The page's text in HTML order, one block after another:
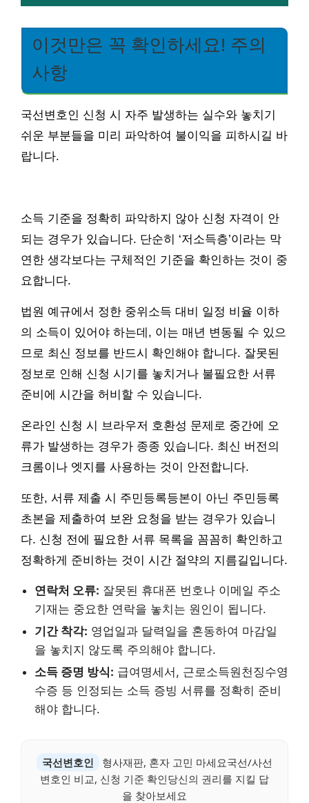
이것만은 꼭 확인하세요! 주의
사항
국선변호인 신청 시 자주 발생하는 실수와 놓치기
쉬운 부분들을 미리 파악하여 불이익을 피하시길 바
랍니다.
소득 기준을 정확히 파악하지 않아 신청 자격이 안
되는 경우가 있습니다. 단순히 ‘저소득층’이라는 막
연한 생각보다는 구체적인 기준을 확인하는 것이 중
요합니다.
법원 예규에서 정한 중위소득 대비 일정 비율 이하
의 소득이 있어야 하는데, 이는 매년 변동될 수 있으
므로 최신 정보를 반드시 확인해야 합니다. 잘못된
정보로 인해 신청 시기를 놓치거나 불필요한 서류
준비에 시간을 허비할 수 있습니다.
온라인 신청 시 브라우저 호환성 문제로 중간에 오
류가 발생하는 경우가 종종 있습니다. 최신 버전의
크롬이나 엣지를 사용하는 것이 안전합니다.
또한, 서류 제출 시 주민등록등본이 아닌 주민등록
초본을 제출하여 보완 요청을 받는 경우가 있습니
다. 신청 전에 필요한 서류 목록을 꼼꼼히 확인하고
정확하게 준비하는 것이 시간 절약의 지름길입니다.
연락처 오류: 잘못된 휴대폰 번호나 이메일 주소
기재는 중요한 연락을 놓치는 원인이 됩니다.
기간 착각: 영업일과 달력일을 혼동하여 마감일
을 놓치지 않도록 주의해야 합니다.
소득 증명 방식: 급여명세서, 근로소득원천징수영
수증 등 인정되는 소득 증빙 서류를 정확히 준비
해야 합니다.
국선변호인
형사재판, 혼자 고민 마세요국선/사선
변호인 비교, 신청 기준 확인당신의 권리를 지킬 답
을 찾아보세요